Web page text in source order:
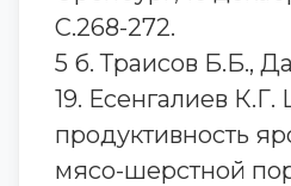
С.268-272.
5 б. Траисов Б.Б.,
19. Есенгалиев
продуктивность
мясо-шерстной